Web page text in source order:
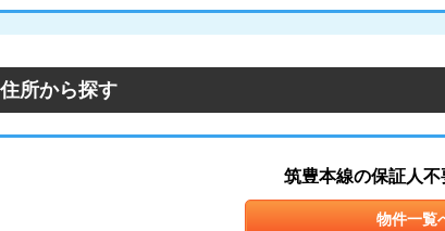
所から探す
筑豊本線の保証人
物件一覧